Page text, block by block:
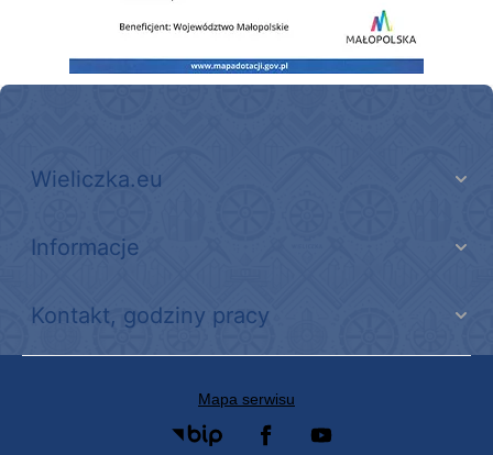
Wieliczka.eu
Informacje
Kontakt, godziny pracy
Mapa serwisu